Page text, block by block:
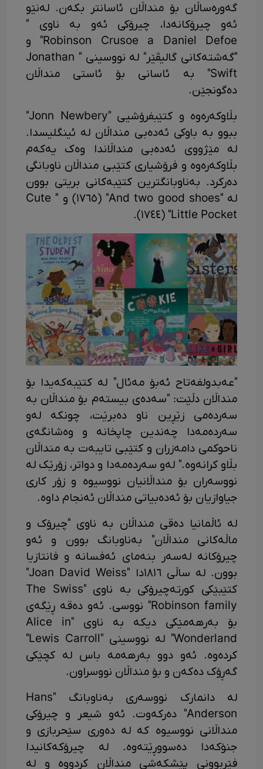
گەورەساڵان بۆ منداڵان ئاسانتر بکەن. لەنێو
ئەو چیرۆکانەدا، چیرۆکی ئەو بە ناوی "
Robinson Crusoe a Daniel Defoe" و
"گەشتەکانی گالیڤێر" لە نووسینی " Jonathan
Swift" بە ئاسانی بۆ ئاستی منداڵان
دەگونجێن.
بڵاوکەرەوە و کتێبفرۆشیی "Jonn Newbery"
ببوو بە باوکی ئەدەبی منداڵان لە ئینگلیسدا.
لە مێژووی ئەدەبی منداڵاندا وەک یەکەم
بڵاوکەرەوە و فرۆشیاری کتێبی منداڵان ناوبانگی
دەرکرد. بەناوبانگترین کتێبەکانی بریتی بوون
لە "And two good shoes" (١٧٦٥) و " Cute
Little Pocket" (١٧٤٤).
"عەبدولفەتاح ئەبۆ مەئال" لە کتێبەکەیدا بۆ
منداڵان دڵێت: "سەدەی بیستەم بۆ منداڵان بە
سەردەمی زێڕین ناو دەبرێت، چونکە لەو
سەردەمەدا چەندین چاپخانە و وەشانگەی
ناحوکمی دامەزران و کتێبی تایبەت بە منداڵان
بڵاو کرانەوە." لەو سەردەمەدا و دواتر، زۆرێک لە
نووسەران بۆ منداڵانیان نووسیوە و زۆر کاری
جیاوازیان بۆ ئەدەبیاتی منداڵان ئەنجام داوە.
لە ئاڵمانیا دەقی منداڵان بە ناوی "چیرۆک و
ماڵەکانی منداڵان" بەناوبانگ بوون و ئەو
چیرۆکانە لەسەر بنەمای ئەفسانە و فانتازیا
بوون. لە ساڵی ١٨١٦دا "Joan David Weiss"
کتێبێکی کورتەچیرۆکی بە ناوی "The Swiss
Robinson family" نووسی. ئەو دەقە ڕێگەی
بۆ بەرهەمێکی دیکە بە ناوی "Alice in
Wonderland" لە نووسینی "Lewis Carroll"
کردەوە. ئەو دوو بەرهەمە باس لە کچێکی
گەڕۆک دەکەن و بۆ منداڵان نووسراون.
لە دانمارک نووسەری بەناوبانگ "Hans
Anderson" دەرکەوت. ئەو شیعر و چیرۆکی
منداڵانی نووسیوە کە لە دەوری سێحربازی و
جنۆکەدا دەسووڕێتەوە. لە چیرۆکەکانیدا
فێربوونی پێشکەشی منداڵان کردووە و لە